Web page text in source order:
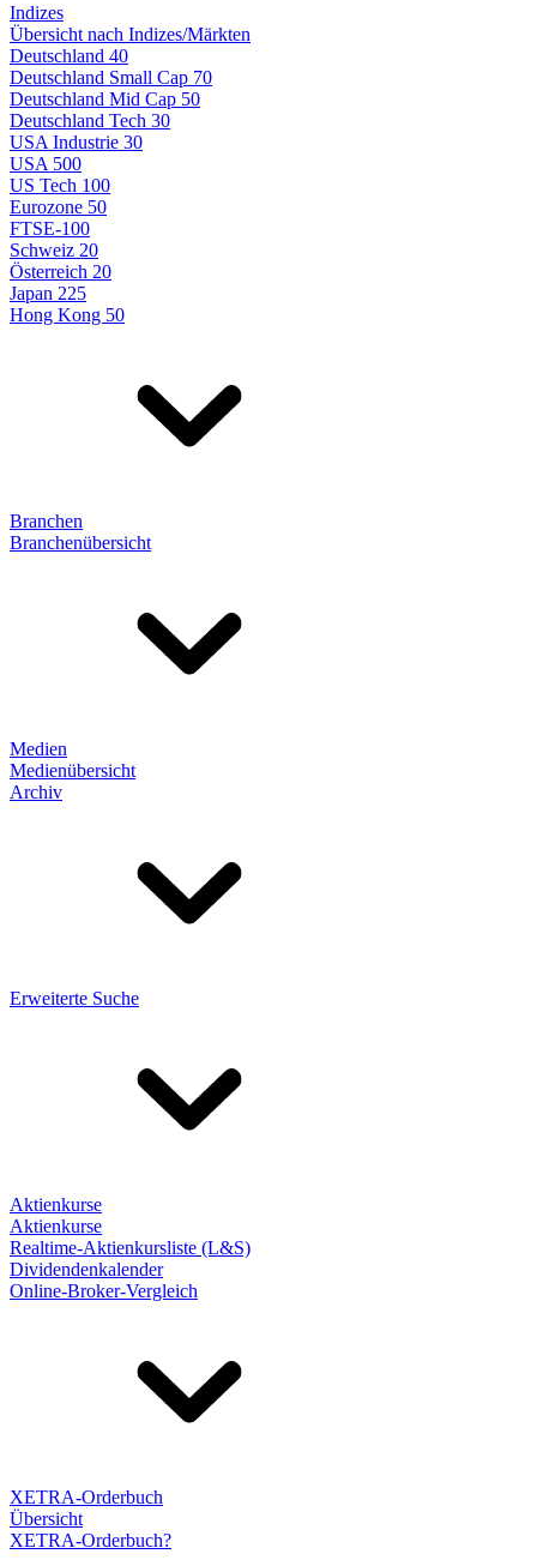
Indizes
Übersicht nach Indizes/Märkten
Deutschland 40
Deutschland Small Cap 70
Deutschland Mid Cap 50
Deutschland Tech 30
USA Industrie 30
USA 500
US Tech 100
Eurozone 50
FTSE-100
Schweiz 20
Österreich 20
Japan 225
Hong Kong 50
Branchen
Branchenübersicht
Medien
Medienübersicht
Archiv
Erweiterte Suche
Aktienkurse
Aktienkurse
Realtime-Aktienkursliste (L&S)
Dividendenkalender
Online-Broker-Vergleich
XETRA-Orderbuch
Übersicht
XETRA-Orderbuch?